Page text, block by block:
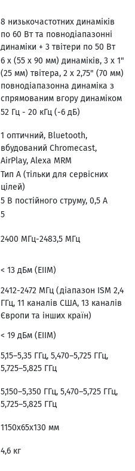
8 низькочастотних динаміків
по 60 Вт та повнодіапазонні
динаміки + 3 твітери по 50 Вт
6 х (55 х 90 мм) динаміків, 3 х 1"
(25 мм) твітера, 2 х 2,75" (70 мм)
повнодіапазонна динаміка з
спрямованим вгору динаміком
52 Гц - 20 кГц (-6 дБ)
1 оптичний, Bluetooth,
вбудований Chromecast,
AirPlay, Alexa MRM
Тип A (тільки для сервісних
цілей)
5 В постійного струму, 0,5 А
5
2400 МГц-2483,5 МГц
< 13 дБм (ЕІІМ)
2412-2472 МГц (діапазон ISM 2,4
ГГц, 11 каналів США, 13 каналів
Європи та інших країн)
< 19 дБм (ЕІІМ)
5,15–5,35 ГГц, 5,470–5,725 ГГц,
5,725–5,825 ГГц
5,150–5,350 ГГц, 5,470–5,725 ГГц,
5,725–5,825 ГГц
1150x65x130 мм
4,6 кг